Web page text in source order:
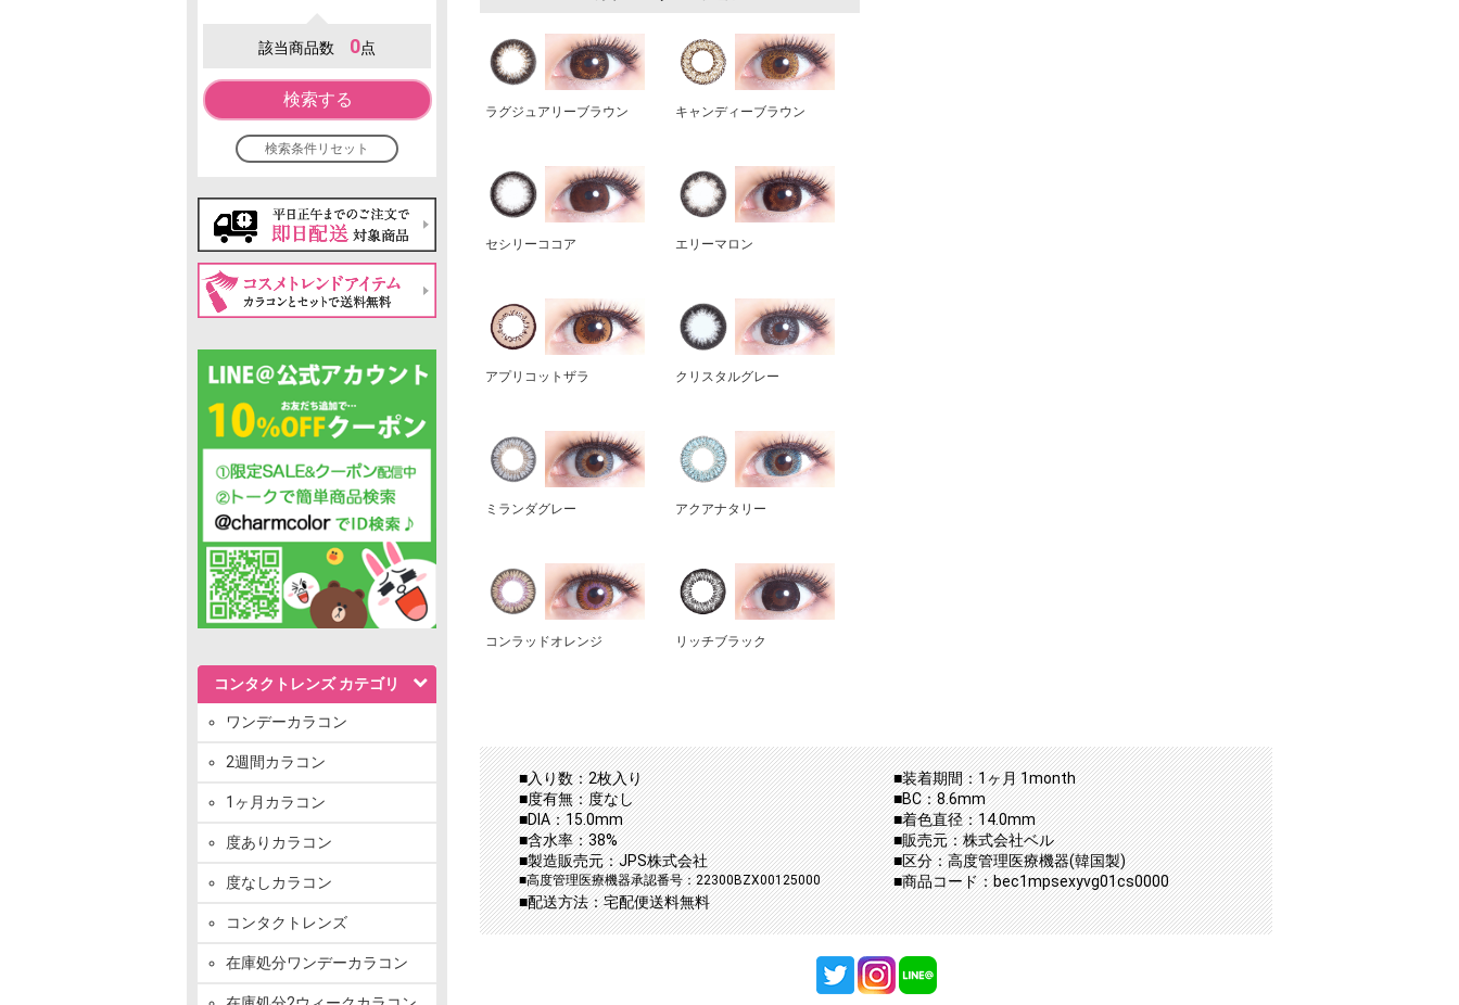
該当商品数 0点
検索する
検索条件リセット
コンタクトレンズ カテゴリ
ワンデーカラコン
2週間カラコン
1ヶ月カラコン
度ありカラコン
度なしカラコン
コンタクトレンズ
在庫処分ワンデーカラコン
ラグジュアリーブラウン キャンディーブラウン
セシリーココア エリーマロン
アプリコットザラ クリスタルグレー
ミランダグレー アクアナタリー
コンラッドオレンジ リッチブラック
■入り数：2枚入り
■装着期間：1ヶ月 1month
■度有無：度なし
■BC：8.6mm
■DIA：15.0mm
■着色直径：14.0mm
■含水率：38%
■販売元：株式会社ベル
■製造販売元：JPS株式会社
■区分：高度管理医療機器(韓国製)
■高度管理医療機器承認番号：22300BZX00125000
■商品コード：bec1mpsexyvg01cs0000
■配送方法：宅配便送料無料